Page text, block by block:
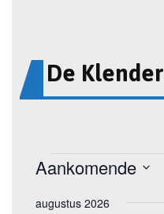
De Klender